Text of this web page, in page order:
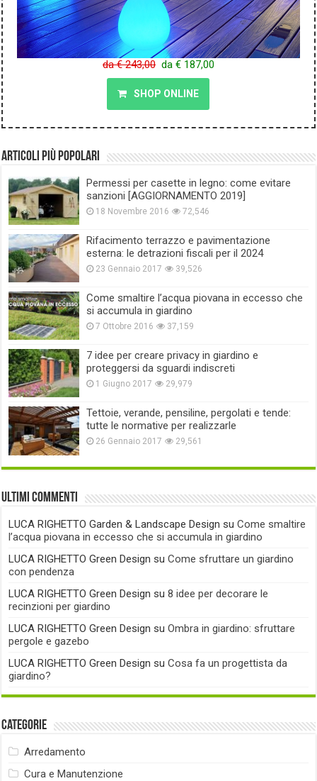
da € 243,00 da € 187,00
SHOP ONLINE
Articoli più popolari
Permessi per casette in legno: come evitare
sanzioni [AGGIORNAMENTO 2019]
18 Novembre 2016 72,546
Rifacimento terrazzo e pavimentazione
esterna: le detrazioni fiscali per il 2024
23 Gennaio 2017 39,526
Come smaltire l’acqua piovana in eccesso che
si accumula in giardino
7 Ottobre 2016 37,159
7 idee per creare privacy in giardino e
proteggersi da sguardi indiscreti
1 Giugno 2017 29,979
Tettoie, verande, pensiline, pergolati e tende:
tutte le normative per realizzarle
26 Gennaio 2017 29,561
Ultimi commenti
LUCA RIGHETTO Garden & Landscape Design suCome smaltire
l’acqua piovana in eccesso che si accumula in giardino
LUCA RIGHETTO Green Design suCome sfruttare un giardino
con pendenza
LUCA RIGHETTO Green Design su8 idee per decorare le
recinzioni per giardino
LUCA RIGHETTO Green Design suOmbra in giardino: sfruttare
pergole e gazebo
LUCA RIGHETTO Green Design suCosa fa un progettista da
giardino?
Categorie
Arredamento
Cura e Manutenzione